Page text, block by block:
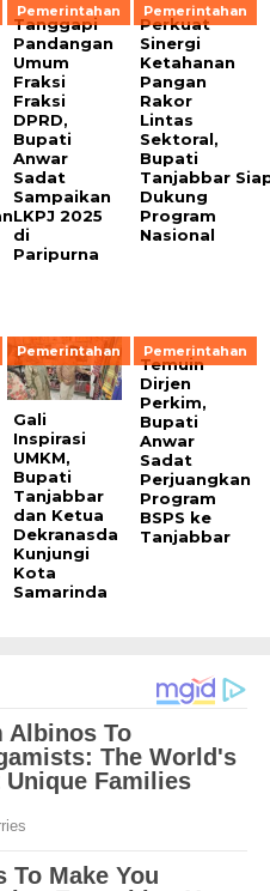
Pemerintahan
Tanggapi
Pandangan
Umum
Fraksi
Fraksi
DPRD,
Bupati
Anwar
Sadat
Sampaikan
LKPJ 2025
di
Paripurna
Pemerintahan
Perkuat
Sinergi
Ketahanan
Pangan
Rakor
Lintas
Sektoral,
Bupati
Tanjabbar
Dukung
Program
Nasional
Pemerintahan
Gali
Inspirasi
UMKM,
Bupati
Tanjabbar
dan Ketua
Dekranasda
Kunjungi
Kota
Samarinda
Pemerintahan
Temuin
Dirjen
Perkim,
Bupati
Anwar
Sadat
Perjuangkan
Program
BSPS ke
Tanjabbar